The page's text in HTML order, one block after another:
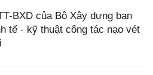
BXD của Bộ Xây dựng ban
tế - kỹ thuật công tác nạo vét